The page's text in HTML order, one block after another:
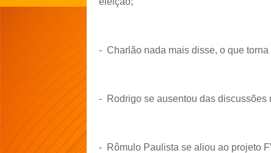
- Charlão nada mais disse, o que
- Rodrigo se ausentou das
- Rômulo Paulista se aliou ao projeto